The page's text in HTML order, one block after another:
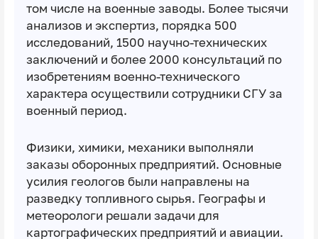
том числе на военные заводы. Более тысячи
анализов и экспертиз, порядка 500
исследований, 1500 научно-технических
заключений и более 2000 консультаций по
изобретениям военно-технического
характера осуществили сотрудники СГУ за
военный период.
Физики, химики, механики выполняли
заказы оборонных предприятий. Основные
усилия геологов были направлены на
разведку топливного сырья. Географы и
метеорологи решали задачи для
картографических предприятий и авиации.